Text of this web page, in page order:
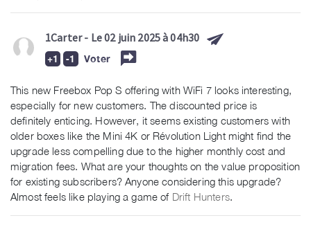
1Carter- Le 02 juin 2025 à 04h30
Voter
This new Freebox Pop S offering with WiFi 7 looks interesting,
especially for new customers. The discounted price is
definitely enticing. However, it seems existing customers with
older boxes like the Mini 4K or Révolution Light might find the
upgrade less compelling due to the higher monthly cost and
migration fees. What are your thoughts on the value proposition
for existing subscribers? Anyone considering this upgrade?
Almost feels like playing a game of Drift Hunters.